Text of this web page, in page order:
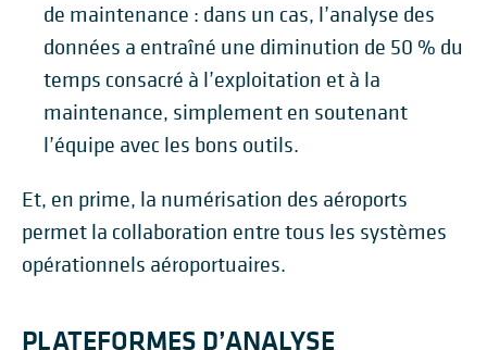
de maintenance : dans un cas, l’analyse des
données a entraîné une diminution de 50 % du
temps consacré à l’exploitation et à la
maintenance, simplement en soutenant
l’équipe avec les bons outils.
Et, en prime, la numérisation des aéroports
permet la collaboration entre tous les systèmes
opérationnels aéroportuaires.
PLATEFORMES D’ANALYSE